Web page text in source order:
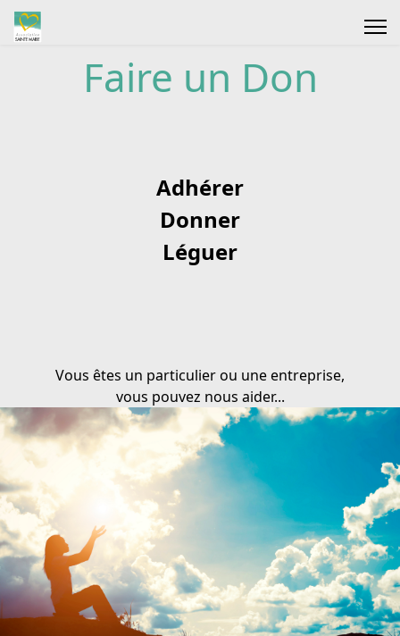
Faire un Don
Adhérer
Donner
Léguer
Vous êtes un particulier ou une entreprise,
vous pouvez nous aider...